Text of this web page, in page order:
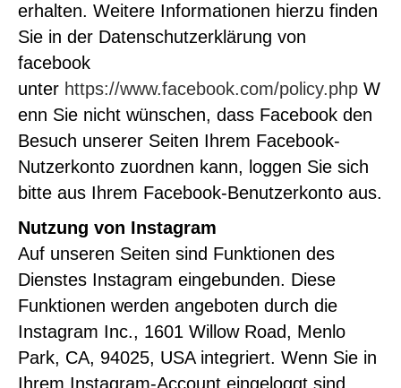
erhalten. Weitere Informationen hierzu finden
Sie in der Datenschutzerklärung von
facebook
unter https://www.facebook.com/policy.php W
enn Sie nicht wünschen, dass Facebook den
Besuch unserer Seiten Ihrem Facebook-
Nutzerkonto zuordnen kann, loggen Sie sich
bitte aus Ihrem Facebook-Benutzerkonto aus.
Nutzung von Instagram
Auf unseren Seiten sind Funktionen des
Dienstes Instagram eingebunden. Diese
Funktionen werden angeboten durch die
Instagram Inc., 1601 Willow Road, Menlo
Park, CA, 94025, USA integriert. Wenn Sie in
Ihrem Instagram-Account eingeloggt sind